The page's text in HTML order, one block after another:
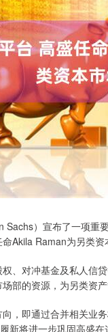
）宣布了一项重
Akila Raman为另类
对冲基金及私人信
部的资源，为另类资
即通过合并相关业务
新将进一步巩固高盛